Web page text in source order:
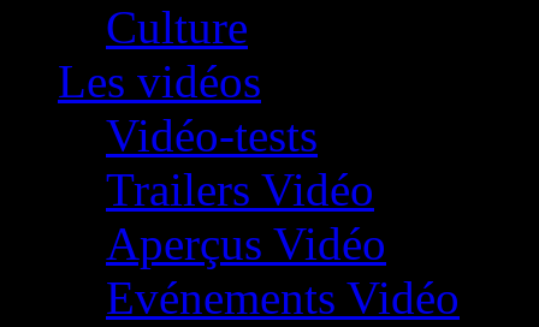
Culture
Les vidéos
Vidéo-tests
Trailers Vidéo
Aperçus Vidéo
Evénements Vidéo